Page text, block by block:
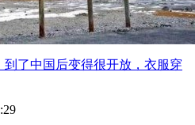
到了中国后变得很开放，衣服穿